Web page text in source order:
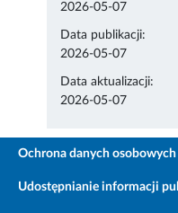
2026-05-07
Data publikacji:
2026-05-07
Data aktualizacji:
2026-05-07
Ochrona danych osobowych
Udostępnianie informacji